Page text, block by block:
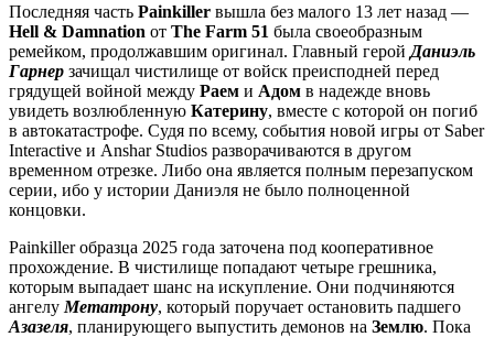
Последняя часть Painkiller вышла без малого 13 лет назад —
Hell & Damnation от The Farm 51 была своеобразным
ремейком, продолжавшим оригинал. Главный герой Даниэль
Гарнер зачищал чистилище от войск преисподней перед
грядущей войной между Раем и Адом в надежде вновь
увидеть возлюбленную Катерину, вместе с которой он погиб
в автокатастрофе. Судя по всему, события новой игры от Saber
Interactive и Anshar Studios разворачиваются в другом
временном отрезке. Либо она является полным перезапуском
серии, ибо у истории Даниэля не было полноценной
концовки.
Painkiller образца 2025 года заточена под кооперативное
прохождение. В чистилище попадают четыре грешника,
которым выпадает шанс на искупление. Они подчиняются
ангелу Метатрону, который поручает остановить падшего
Азазеля, планирующего выпустить демонов на Землю. Пока